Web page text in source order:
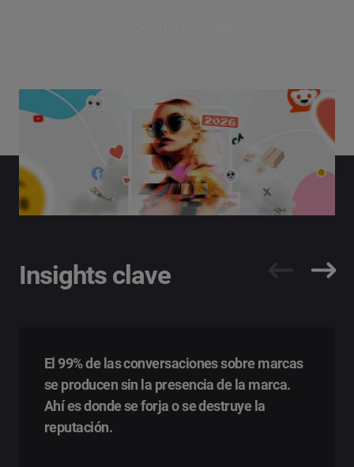
Insights clave
El 99% de las conversaciones sobre marcas
se producen sin la presencia de la marca.
Ahí es donde se forja o se destruye la
reputación.